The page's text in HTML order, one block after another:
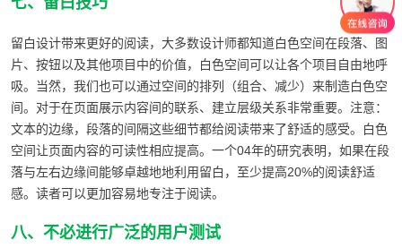
留白设计带来更好的阅读，大多数设计师都知道白色空间在段落、图
片、按钮以及其他项目中的价值，白色空间可以让各个项目自由地呼
吸。当然，我们也可以通过空间的排列（组合、减少）来制造白色空
间。对于在页面展示内容间的联系、建立层级关系非常重要。注意：
文本的边缘，段落的间隔这些细节都给阅读带来了舒适的感受。白色
空间让页面内容的可读性相应提高。一个04年的研究表明，如果在段
落与左右边缘间能够卓越地地利用留白，至少提高20%的阅读舒适
感。读者可以更加容易地专注于阅读。
八、不必进行广泛的用户测试